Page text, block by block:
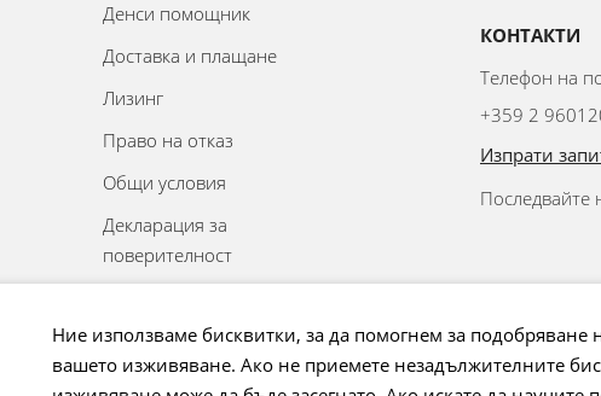
Денси помощник
Доставка и плащане
Лизинг
Право на отказ
Общи условия
Декларация за
поверителност
спорове
Управление на бисквитки
КОНТАКТИ
Телефон на
+359 2
Изпрати
Последвайте
Ние използваме бисквитки, за да помогнем за
вашето изживяване. Ако не приемете незадължителните